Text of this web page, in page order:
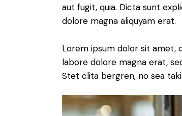
aut fugit, quia. Dicta sunt
dolore magna aliquyam erat.
Lorem ipsum dolor sit amet,
labore dolore magna erat,
Stet clita bergren, no sea